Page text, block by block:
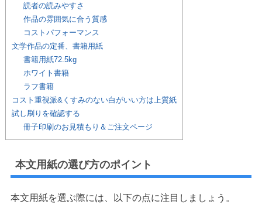
読者の読みやすさ
作品の雰囲気に合う質感
コストパフォーマンス
文学作品の定番、書籍用紙
書籍用紙72.5kg
ホワイト書籍
ラフ書籍
コスト重視派&くすみのない白がいい方は上質紙
試し刷りを確認する
冊子印刷のお見積もり＆ご注文ページ
本文用紙の選び方のポイント
本文用紙を選ぶ際には、以下の点に注目しましょう。